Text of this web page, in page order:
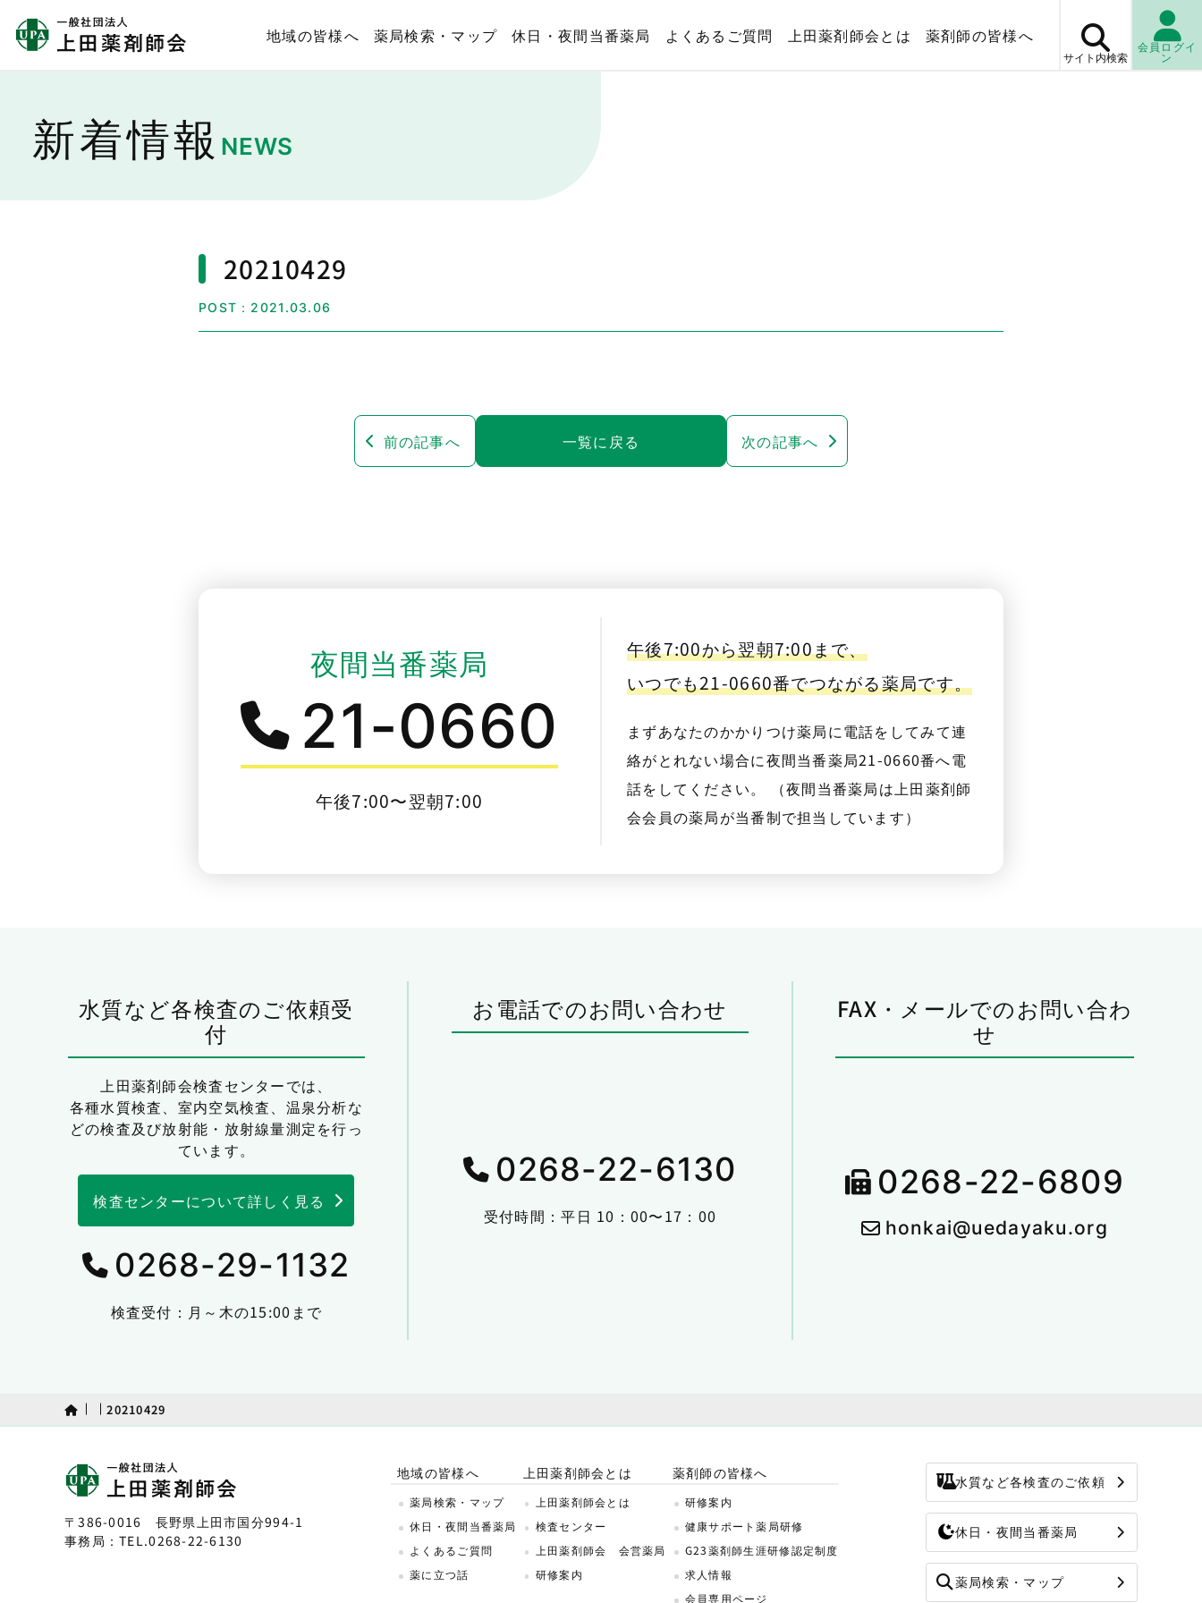
地域の皆様へ 薬局検索・マップ 休日・夜間当番薬局 よくあるご質問 上田薬剤師会とは 薬剤師の皆様へ
サイト内検索
会員ログイ
ン
新着情報 NEWS
20210429
POST：2021.03.06
前の記事へ 一覧に戻る 次の記事へ
夜間当番薬局
21-0660
午後7:00〜翌朝7:00
午後7:00から翌朝7:00まで、
いつでも21-0660番でつながる薬局です。
まずあなたのかかりつけ薬局に電話をしてみて連
絡がとれない場合に夜間当番薬局21-0660番へ電
話をしてください。 （夜間当番薬局は上田薬剤師
会会員の薬局が当番制で担当しています）
水質など各検査のご依頼受
付
上田薬剤師会検査センターでは、
各種水質検査、室内空気検査、温泉分析な
どの検査及び放射能・放射線量測定を行っ
ています。
検査センターについて詳しく見る
0268-29-1132
検査受付：月～木の15:00まで
お電話でのお問い合わせ
0268-22-6130
受付時間：平日 10：00〜17：00
FAX・メールでのお問い合わ
せ
0268-22-6809
honkai@uedayaku.org
20210429
〒386-0016 長野県上田市国分994-1
事務局：TEL.0268-22-6130
地域の皆様へ
薬局検索・マップ
休日・夜間当番薬局
よくあるご質問
薬に立つ話
上田薬剤師会とは
上田薬剤師会とは
検査センター
上田薬剤師会 会営薬局
研修案内
薬剤師の皆様へ
研修案内
健康サポート薬局研修
G23薬剤師生涯研修認定制度
求人情報
会員専用ページ
水質など各検査のご依頼
休日・夜間当番薬局
薬局検索・マップ